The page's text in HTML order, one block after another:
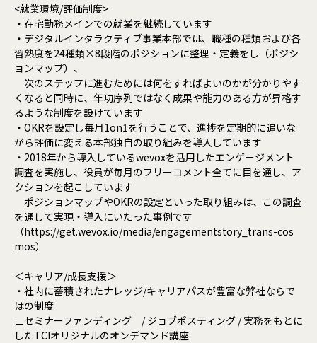
<就業環境/評価制度>
・在宅勤務メインでの就業を継続しています
・デジタルインタラクティブ事業本部では、職種の種類および各
習熟度を24種類×8段階のポジションに整理・定義をし（ポジシ
ョンマップ）、
次のステップに進むためには何をすればよいのかが分かりやす
くなると同時に、年功序列ではなく成果や能力のある方が昇格す
るような制度を設けています
・OKRを設定し毎月1on1を行うことで、進捗を定期的に追いな
がら評価に変える本部独自の取り組みを導入しています
・2018年から導入しているwevoxを活用したエンゲージメント
調査を実施し、役員が毎月のフリーコメント全てに目を通し、ア
クションを起こしています
ポジションマップやOKRの設定といった取り組みは、この調査
を通して実現・導入にいたった事例です
（https://get.wevox.io/media/engagementstory_trans-cos
mos）
＜キャリア/成長支援＞
・社内に蓄積されたナレッジ/キャリアパスが豊富な弊社ならで
はの制度
∟セミナーファンディング / ジョブポスティング / 実務をもとに
したTCIオリジナルのオンデマンド講座